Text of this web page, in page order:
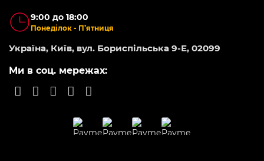
9:00 до 18:00
Понеділок - П’ятниця
Україна, Київ, вул. Бориспільська 9-Е, 02099
Ми в соц. мережах: